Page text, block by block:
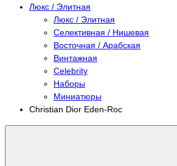
Люкс / Элитная
Люкс / Элитная
Селективная / Нишевая
Восточная / Арабская
Винтажная
Celebrity
Наборы
Миниатюры
Christian Dior Eden-Roc